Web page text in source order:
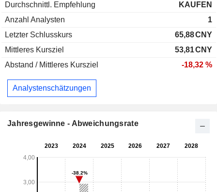
Durchschnittl. Empfehlung
KAUFEN
Anzahl Analysten
1
Letzter Schlusskurs
65,88CNY
Mittleres Kursziel
53,81CNY
Abstand / Mittleres Kursziel
-18,32 %
Analystenschätzungen
Jahresgewinne - Abweichungsrate